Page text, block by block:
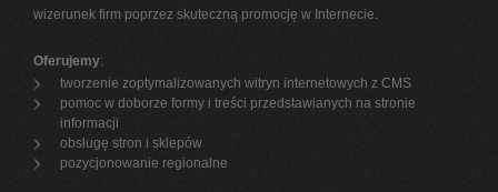
wizerunek firm poprzez skuteczną promocję w Internecie.
Oferujemy:
tworzenie zoptymalizowanych witryn internetowych z CMS
pomoc w doborze formy i treści przedstawianych na stronie
informacji
obsługę stron i sklepów
pozycjonowanie regionalne